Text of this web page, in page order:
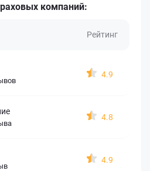
компаний:
Рейтинг
4.9
4.8
4.9